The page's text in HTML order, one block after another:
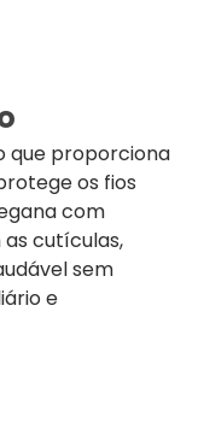
que proporciona
os fios
com
cutículas,
sem
e